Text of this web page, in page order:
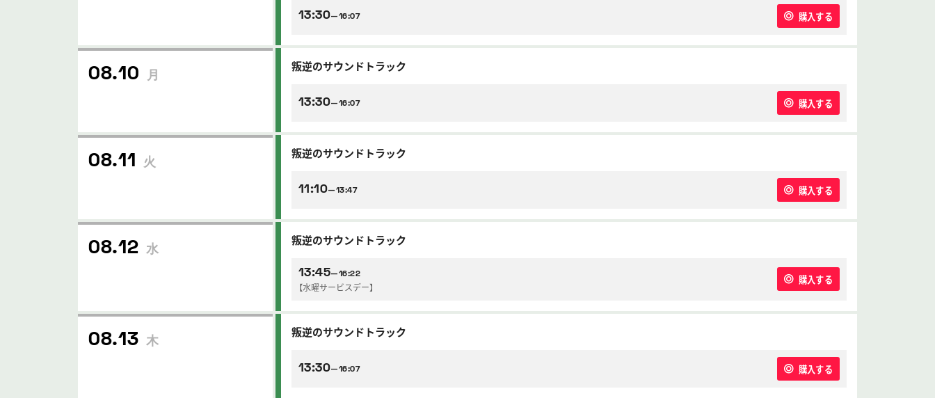
13:30—16:07 購入する
08.10 月
叛逆のサウンドトラック
13:30—16:07 購入する
08.11 火
叛逆のサウンドトラック
11:10—13:47 購入する
08.12 水
叛逆のサウンドトラック
13:45—16:22
【水曜サービスデー】
購入する
08.13 木
叛逆のサウンドトラック
13:30—16:07 購入する